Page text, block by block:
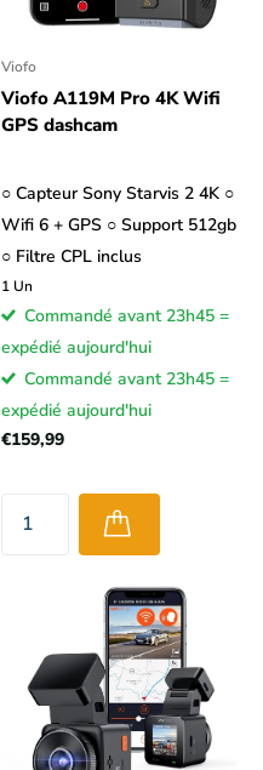
Viofo
Viofo A119M Pro 4K Wifi
GPS dashcam
○ Capteur Sony Starvis 2 4K ○
Wifi 6 + GPS ○ Support 512gb
○ Filtre CPL inclus
1 Un
Commandé avant 23h45 =
expédié aujourd'hui
Commandé avant 23h45 =
expédié aujourd'hui
€159,99